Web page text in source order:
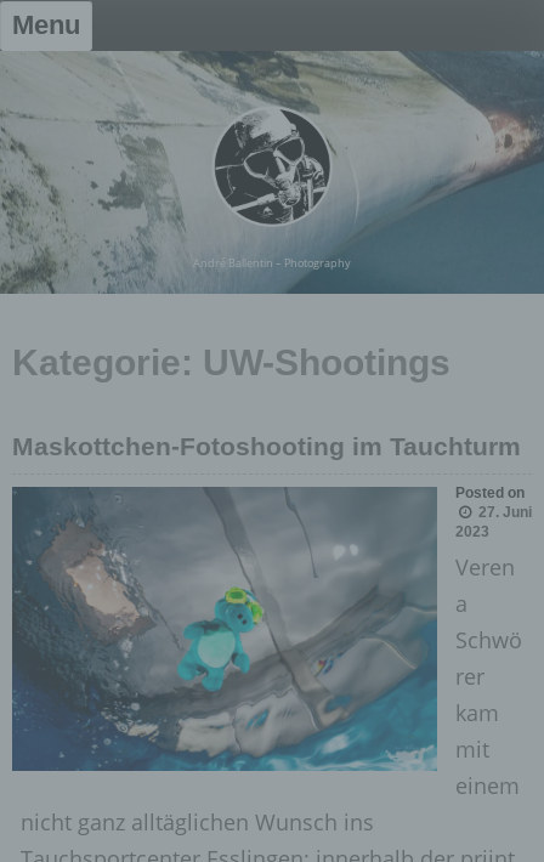
Skip
Menu
André Ballentin – Photography
Kategorie: UW-Shootings
Maskottchen-Fotoshooting im Tauchturm
Posted on
27. Juni
2023
Veren
a
Schwö
rer
kam
mit
einem
nicht ganz alltäglichen Wunsch ins